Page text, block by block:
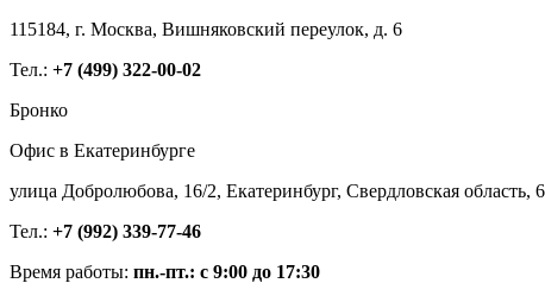
115184, г. Москва, Вишняковский переулок, д. 6
Тел.: +7 (499) 322-00-02
Бронко
Офис в Екатеринбурге
улица Добролюбова, 16/2, Екатеринбург, Свердловская область,
Тел.: +7 (992) 339-77-46
Время работы: пн.-пт.: с 9:00 до 17:30